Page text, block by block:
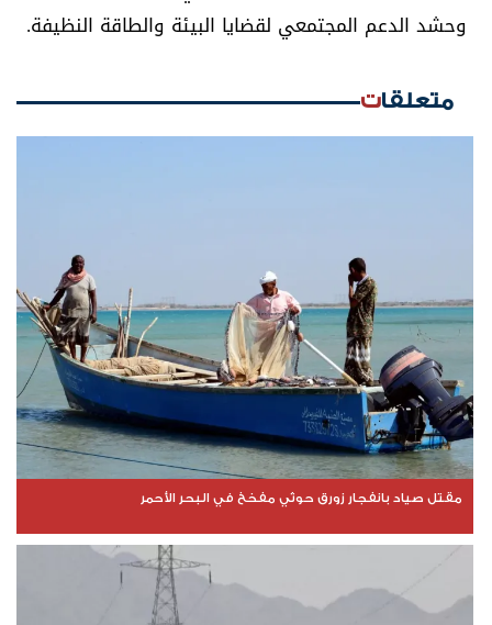
وحشد الدعم المجتمعي لقضايا البيئة والطاقة النظيفة.
متعلقات
مقتل صياد بانفجار زورق حوثي مفخخ في البحر الأحمر